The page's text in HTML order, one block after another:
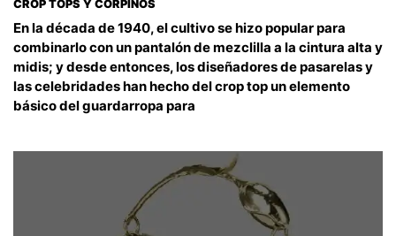
CROP TOPS Y CORPIÑOS
En la década de 1940, el cultivo se hizo popular para
combinarlo con un pantalón de mezclilla a la cintura alta y
midis; y desde entonces, los diseñadores de pasarelas y
las celebridades han hecho del crop top un elemento
básico del guardarropa para